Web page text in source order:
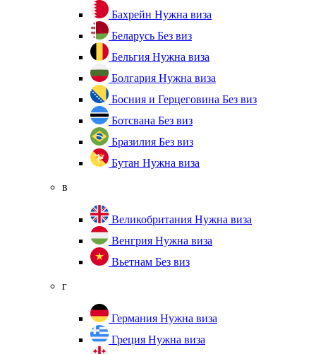
Бахрейн Нужна виза
Беларусь Без виз
Бельгия Нужна виза
Болгария Нужна виза
Босния и Герцеговина Без виз
Ботсвана Без виз
Бразилия Без виз
Бутан Нужна виза
в
Великобритания Нужна виза
Венгрия Нужна виза
Вьетнам Без виз
г
Германия Нужна виза
Греция Нужна виза